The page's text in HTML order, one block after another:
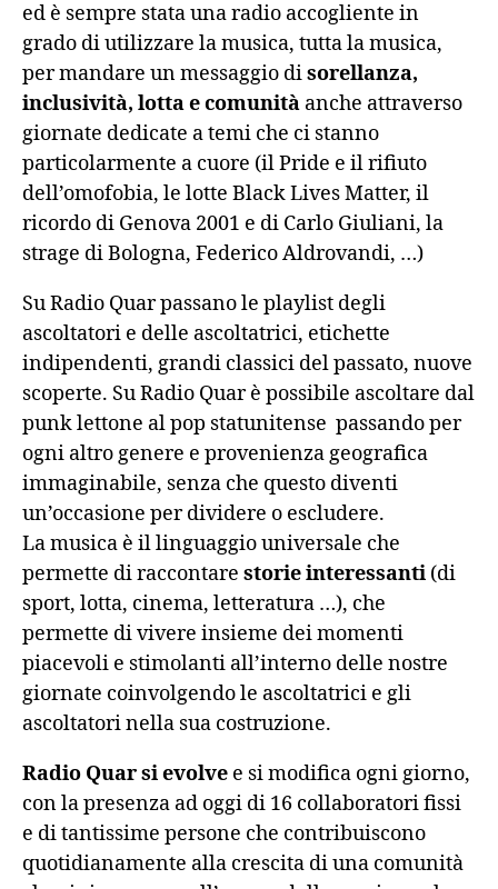
ed è sempre stata una radio accogliente in
grado di utilizzare la musica, tutta la musica,
per mandare un messaggio disorellanza,
inclusività, lotta e comunità anche attraverso
giornate dedicate a temi che ci stanno
particolarmente a cuore (il Pride e il rifiuto
dell’omofobia, le lotte Black Lives Matter, il
ricordo di Genova 2001 e di Carlo Giuliani, la
strage di Bologna, Federico Aldrovandi, …)
Su Radio Quar passano le playlist degli
ascoltatori e delle ascoltatrici, etichette
indipendenti, grandi classici del passato, nuove
scoperte. Su Radio Quar è possibile ascoltare dal
punk lettone al pop statunitense passando per
ogni altro genere e provenienza geografica
immaginabile, senza che questo diventi
un’occasione per dividere o escludere.
La musica è il linguaggio universale che
permette di raccontare storie interessanti (di
sport, lotta, cinema, letteratura …), che
permette di vivere insieme dei momenti
piacevoli e stimolanti all’interno delle nostre
giornate coinvolgendo le ascoltatrici e gli
ascoltatori nella sua costruzione.
Radio Quar si evolve e si modifica ogni giorno,
con la presenza ad oggi di 16 collaboratori fissi
e di tantissime persone che contribuiscono
quotidianamente alla crescita di una comunità